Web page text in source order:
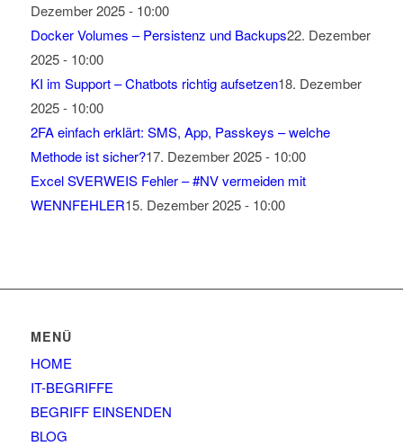
Dezember 2025 - 10:00
Docker Volumes – Persistenz und Backups22. Dezember
2025 - 10:00
KI im Support – Chatbots richtig aufsetzen18. Dezember
2025 - 10:00
2FA einfach erklärt: SMS, App, Passkeys – welche
Methode ist sicher?17. Dezember 2025 - 10:00
Excel SVERWEIS Fehler – #NV vermeiden mit
WENNFEHLER15. Dezember 2025 - 10:00
MENÜ
HOME
IT-BEGRIFFE
BEGRIFF EINSENDEN
BLOG